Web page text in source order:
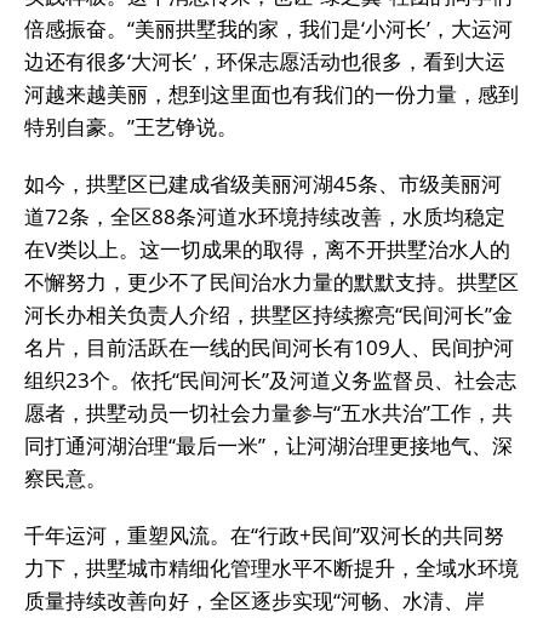
倍感振奋。“美丽拱墅我的家，我们是‘小河长’，大运河
边还有很多‘大河长’，环保志愿活动也很多，看到大运
河越来越美丽，想到这里面也有我们的一份力量，感到
特别自豪。”王艺铮说。
如今，拱墅区已建成省级美丽河湖45条、市级美丽河
道72条，全区88条河道水环境持续改善，水质均稳定
在V类以上。这一切成果的取得，离不开拱墅治水人的
不懈努力，更少不了民间治水力量的默默支持。拱墅区
河长办相关负责人介绍，拱墅区持续擦亮“民间河长”金
名片，目前活跃在一线的民间河长有109人、民间护河
组织23个。依托“民间河长”及河道义务监督员、社会志
愿者，拱墅动员一切社会力量参与“五水共治”工作，共
同打通河湖治理“最后一米”，让河湖治理更接地气、深
察民意。
千年运河，重塑风流。在“行政+民间”双河长的共同努
力下，拱墅城市精细化管理水平不断提升，全域水环境
质量持续改善向好，全区逐步实现“河畅、水清、岸